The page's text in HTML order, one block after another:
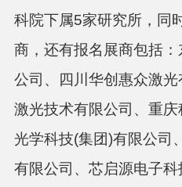
科院下属5家研究所，同
商，还有报名展商包括
公司、四川华创惠众激
激光技术有限公司、重
光学科技(集团)有限公司
有限公司、芯启源电子